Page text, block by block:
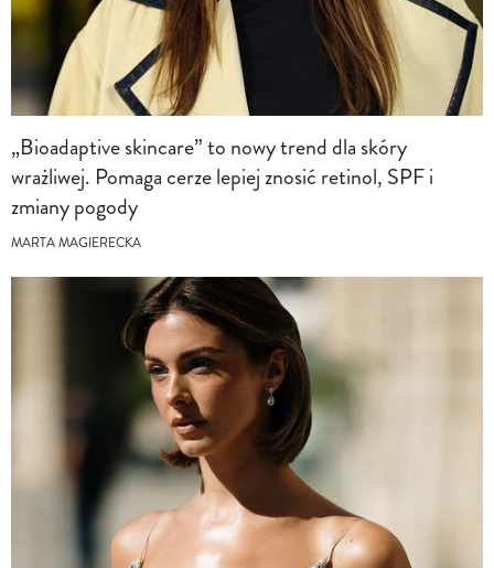
„Bioadaptive skincare” to nowy trend dla skóry
wrażliwej. Pomaga cerze lepiej znosić retinol, SPF i
zmiany pogody
MARTA MAGIERECKA